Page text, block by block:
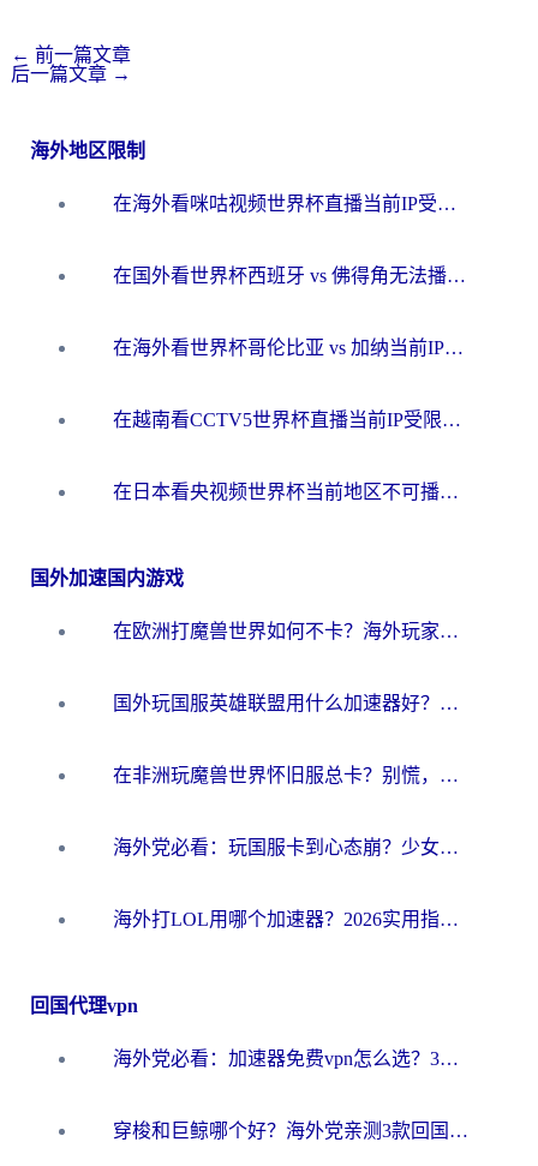
← 前一篇文章
后一篇文章 →
海外地区限制
在海外看咪咕视频世界杯直播当前IP受限制？这篇指南帮你搞定所有体育赛事观看难题
在国外看世界杯西班牙 vs 佛得角无法播放？这篇指南帮你解锁所有中文体育直播
在海外看世界杯哥伦比亚 vs 加纳当前IP受限制？这篇指南帮你流畅看中文解说赛事
在越南看CCTV5世界杯直播当前IP受限制？海外党体育观赛终极指南来了
在日本看央视频世界杯当前地区不可播放？海外党体育观赛终极指南
国外加速国内游戏
在欧洲打魔兽世界如何不卡？海外玩家的国服游戏加速终极攻略
国外玩国服英雄联盟用什么加速器好？海外党亲测有效的国服游戏加速指南
在非洲玩魔兽世界怀旧服总卡？别慌，这份指南帮你丝滑开荒
海外党必看：玩国服卡到心态崩？少女前线云图计划加速器免费推荐+碧蓝航线足球世界流畅攻略
海外打LOL用哪个加速器？2026实用指南：从延迟到设备适配，一篇解决你的国服游戏痛点
回国代理vpn
海外党必看：加速器免费vpn怎么选？3步教你无缝访问国内资源
穿梭和巨鲸哪个好？海外党亲测3款回国加速器，教你避开90%的坑